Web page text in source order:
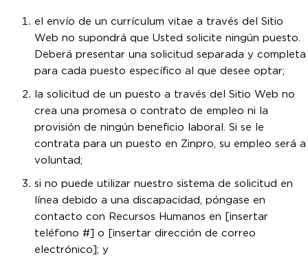
el envío de un currículum vitae a través del Sitio
Web no supondrá que Usted solicite ningún puesto.
Deberá presentar una solicitud separada y completa
para cada puesto específico al que desee optar;
la solicitud de un puesto a través del Sitio Web no
crea una promesa o contrato de empleo ni la
provisión de ningún beneficio laboral. Si se le
contrata para un puesto en Zinpro, su empleo será a
voluntad;
si no puede utilizar nuestro sistema de solicitud en
línea debido a una discapacidad, póngase en
contacto con Recursos Humanos en [insertar
teléfono #] o [insertar dirección de correo
electrónico]; y